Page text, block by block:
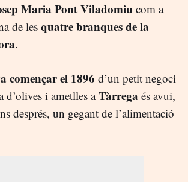
Maria Pont Viladomiu com a
de les quatre branques de la
.
començar el 1896 d’un petit negoci
d’olives i ametlles aTàrrega és avui,
després, un gegant de l’alimentació